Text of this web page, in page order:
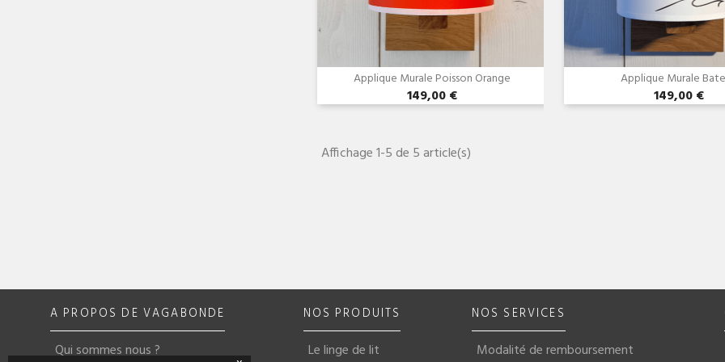
Applique Murale Poisson Orange
149,00 €
Applique Murale
149,00 €
Affichage 1-5 de 5 article(s)
A PROPOS DE VAGABONDE
Qui sommes nous ?
NOS PRODUITS
Le linge de lit
NOS SERVICES
Modalité de remboursement